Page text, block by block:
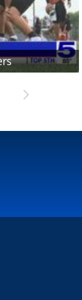
Vikings